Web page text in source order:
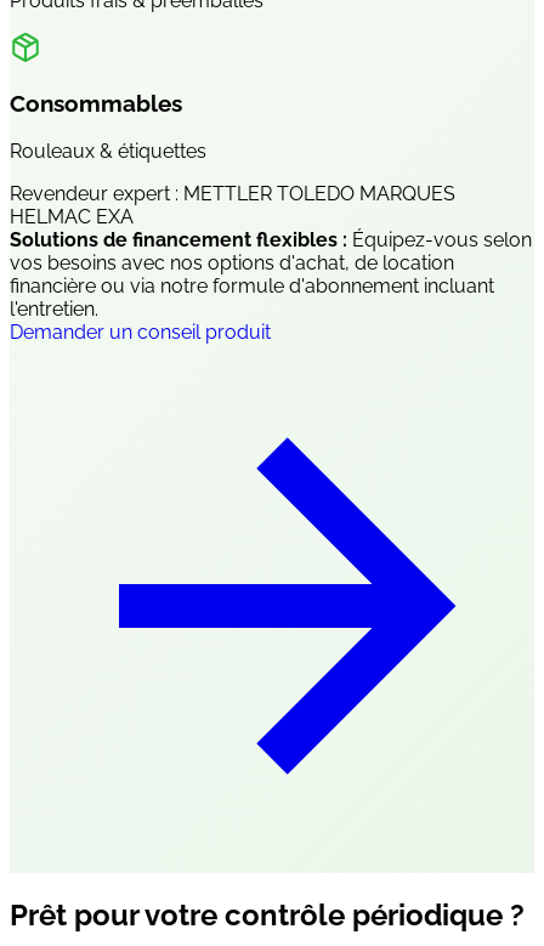
Consommables
Rouleaux & étiquettes
Revendeur expert : METTLER TOLEDO MARQUES
HELMAC EXA
Solutions de financement flexibles : Équipez-vous selon
vos besoins avec nos options d'achat, de location
financière ou via notre formule d'abonnement incluant
l'entretien.
Demander un conseil produit
Prêt pour votre contrôle périodique ?